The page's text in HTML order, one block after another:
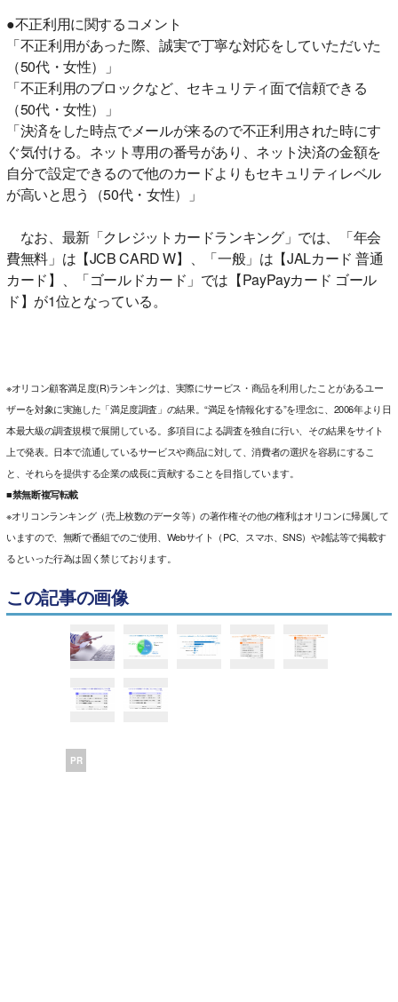
●不正利用に関するコメント
「不正利用があった際、誠実で丁寧な対応をしていただいた
（50代・女性）」
「不正利用のブロックなど、セキュリティ面で信頼できる
（50代・女性）」
「決済をした時点でメールが来るので不正利用された時にす
ぐ気付ける。ネット専用の番号があり、ネット決済の金額を
自分で設定できるので他のカードよりもセキュリティレベル
が高いと思う（50代・女性）」
なお、最新「クレジットカードランキング」では、「年会
費無料」は【JCB CARD W】、「一般」は【JALカード 普通
カード】、「ゴールドカード」では【PayPayカード ゴール
ド】が1位となっている。
※オリコン顧客満足度(R)ランキングは、実際にサービス・商品を利用したことがあるユー
ザーを対象に実施した「満足度調査」の結果。“満足を情報化する”を理念に、2006年より日
本最大級の調査規模で展開している。多項目による調査を独自に行い、その結果をサイト
上で発表。日本で流通しているサービスや商品に対して、消費者の選択を容易にするこ
と、それらを提供する企業の成長に貢献することを目指しています。
■禁無断複写転載
※オリコンランキング（売上枚数のデータ等）の著作権その他の権利はオリコンに帰属して
いますので、無断で番組でのご使用、Webサイト（PC、スマホ、SNS）や雑誌等で掲載す
るといった行為は固く禁じております。
この記事の画像
PR